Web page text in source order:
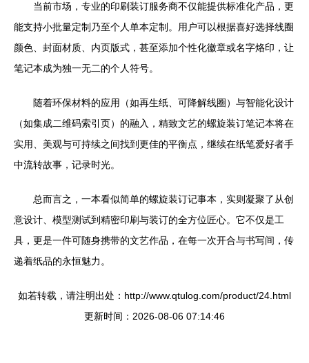
当前市场，专业的印刷装订服务商不仅能提供标准化产品，更
能支持小批量定制乃至个人单本定制。用户可以根据喜好选择线圈
颜色、封面材质、内页版式，甚至添加个性化徽章或名字烙印，让
笔记本成为独一无二的个人符号。
随着环保材料的应用（如再生纸、可降解线圈）与智能化设计
（如集成二维码索引页）的融入，精致文艺的螺旋装订笔记本将在
实用、美观与可持续之间找到更佳的平衡点，继续在纸笔爱好者手
中流转故事，记录时光。
总而言之，一本看似简单的螺旋装订记事本，实则凝聚了从创
意设计、模型测试到精密印刷与装订的全方位匠心。它不仅是工
具，更是一件可随身携带的文艺作品，在每一次开合与书写间，传
递着纸品的永恒魅力。
如若转载，请注明出处：http://www.qtulog.com/product/24.html
更新时间：2026-08-06 07:14:46